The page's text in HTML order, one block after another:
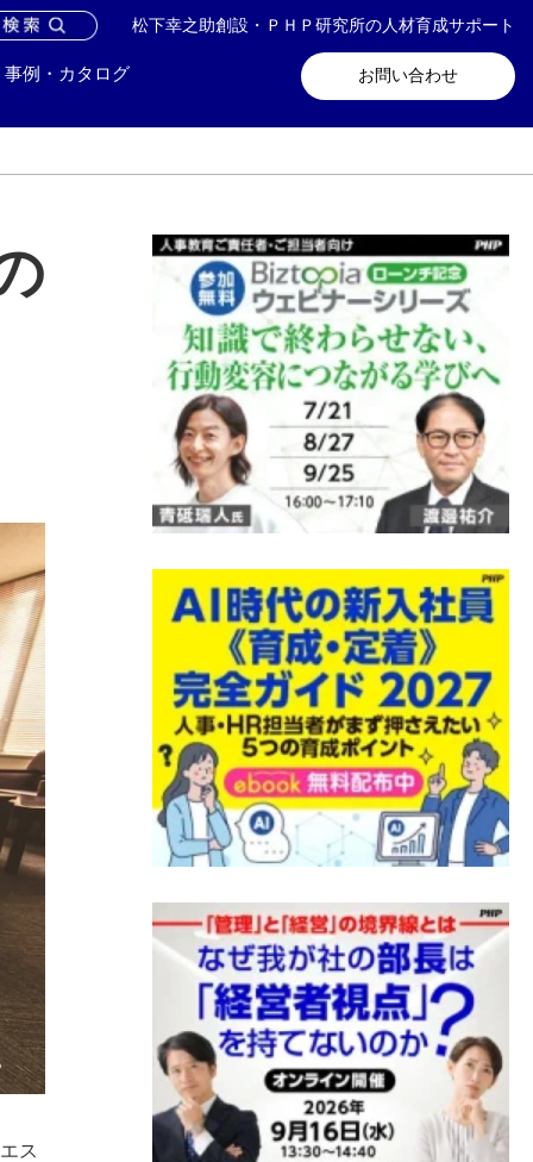
松下幸之助創設・ＰＨＰ研究所の人材育成サポート
お問い合わせ
事例・カタログ
い合わせ メールマガジン登録
ス